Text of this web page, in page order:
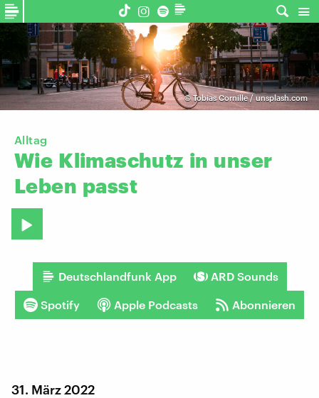
©Tobias Cornille / unsplash.com
Alltag
Wie Klimaschutz in unser
Leben passt
Deutschlandfunk App ARD Sounds
Spotify Apple Podcasts Abonnieren
31. März 2022